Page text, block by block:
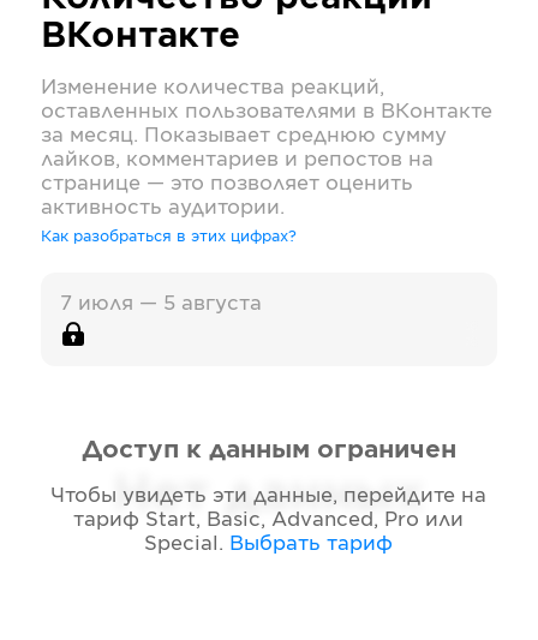
ВКонтакте
Изменение количества реакций,
оставленных пользователями в ВКонтакте
за месяц. Показывает среднюю сумму
лайков, комментариев и репостов на
странице — это позволяет оценить
активность аудитории.
Как разобраться в этих цифрах?
7 июля — 5 августа
Нет данных
Доступ к данным ограничен
Чтобы увидеть эти данные, перейдите на
тариф Start, Basic, Advanced, Pro или
Special . Выбрать тариф